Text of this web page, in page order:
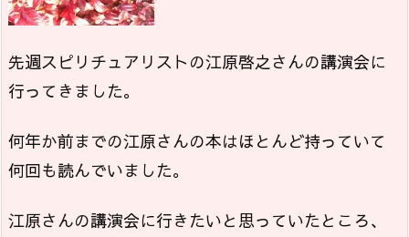
先週スピリチュアリストの江原啓之さんの講演会に
行ってきました。
何年か前までの江原さんの本はほとんど持っていて
何回も読んでいました。
江原さんの講演会に行きたいと思っていたところ、